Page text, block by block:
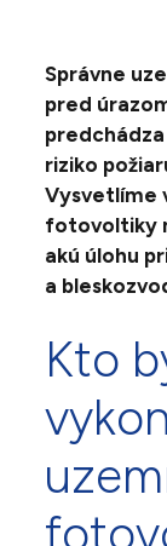
Správne
pred
riziko
Vysvetlíme
fotovoltiky
akú úlohu
a
Kto